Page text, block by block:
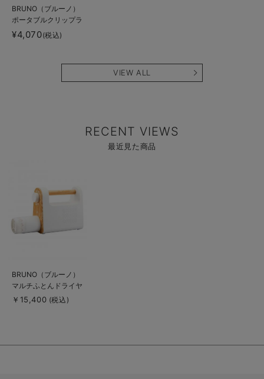
BRUNO（ブルーノ）
ポータブルクリップラ
イトファン
¥4,070(税込)
VIEW ALL
RECENT VIEWS
最近見た商品
商
品
詳
細
を
BRUNO（ブルーノ）
マルチふとんドライヤ
ー
￥15,400 (税込)